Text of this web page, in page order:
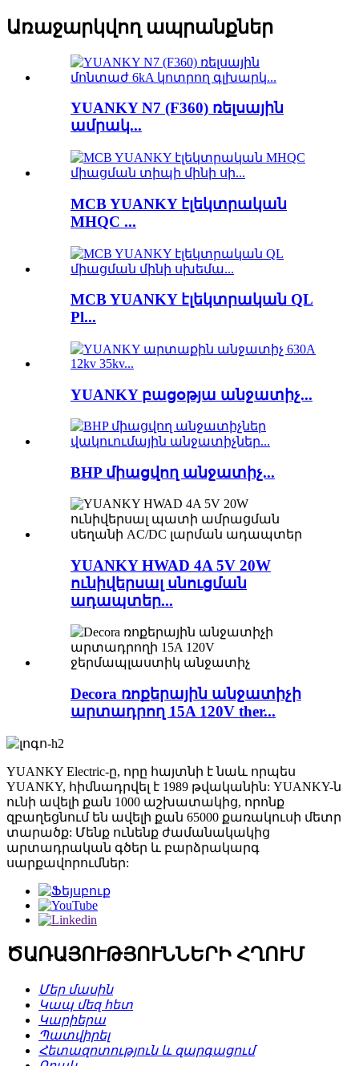
Առաջարկվող ապրանքներ
YUANKY N7 (F360) ռելսային
ամրակ...
MCB YUANKY էլեկտրական
MHQC ...
MCB YUANKY էլեկտրական QL
Pl...
YUANKY բացօթյա անջատիչ...
BHP միացվող անջատիչ...
YUANKY HWAD 4A 5V 20W
ունիվերսալ սնուցման
ադապտեր...
Decora ռոքերային անջատիչի
արտադրող 15A 120V ther...
YUANKY Electric-ը, որը հայտնի է նաև որպես
YUANKY, հիմնադրվել է 1989 թվականին: YUANKY-ն
ունի ավելի քան 1000 աշխատակից, որոնք
զբաղեցնում են ավելի քան 65000 քառակուսի մետր
տարածք: Մենք ունենք ժամանակակից
արտադրական գծեր և բարձրակարգ
սարքավորումներ:
ԾԱՌԱՅՈՒԹՅՈՒՆՆԵՐԻ ՀՂՈՒՄ
Մեր մասին
Կապ մեզ հետ
Կարիերա
Պատվիրել
Հետազոտություն և զարգացում